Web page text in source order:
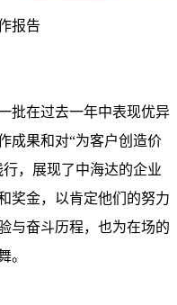
报告
批在过去一年中表现优异
成果和对“为客户创造价
，展现了中海达的企业
奖金，以肯定他们的努力
与奋斗历程，也为在场的
。